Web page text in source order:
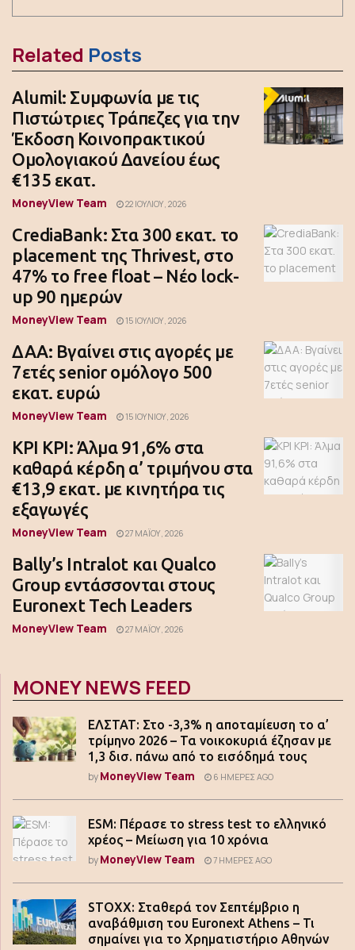
Related Posts
Alumil: Συμφωνία με τις
Πιστώτριες Τράπεζες για την
Έκδοση Κοινοπρακτικού
Ομολογιακού Δανείου έως
€135 εκατ.
MoneyView Team 22 ΙΟΥΛΊΟΥ, 2026
CrediaBank: Στα 300 εκατ. το
placement της Thrivest, στο
47% το free float – Νέο lock-
up 90 ημερών
MoneyView Team 15 ΙΟΥΛΊΟΥ, 2026
ΔΑΑ: Βγαίνει στις αγορές με
7ετές senior ομόλογο 500
εκατ. ευρώ
MoneyView Team 15 ΙΟΥΝΊΟΥ, 2026
ΚΡΙ ΚΡΙ: Άλμα 91,6% στα
καθαρά κέρδη α’ τριμήνου στα
€13,9 εκατ. με κινητήρα τις
εξαγωγές
MoneyView Team 27 ΜΑΪ́ΟΥ, 2026
Bally’s Intralot και Qualco
Group εντάσσονται στους
Euronext Tech Leaders
MoneyView Team 27 ΜΑΪ́ΟΥ, 2026
MONEY NEWS FEED
ΕΛΣΤΑΤ: Στο -3,3% η αποταμίευση το α’
τρίμηνο 2026 – Τα νοικοκυριά έζησαν με
1,3 δισ. πάνω από το εισόδημά τους
byMoneyView Team 6 ΗΜΈΡΕΣ AGO
ESM: Πέρασε το stress test το ελληνικό
χρέος – Μείωση για 10 χρόνια
byMoneyView Team 7 ΗΜΈΡΕΣ AGO
STOXX: Σταθερά τον Σεπτέμβριο η
αναβάθμιση του Euronext Athens – Τι
σημαίνει για το Χρηματιστήριο Αθηνών